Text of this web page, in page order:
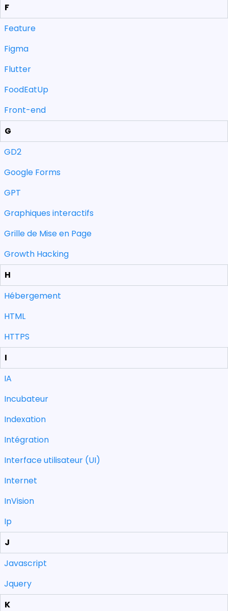
F
Feature
Figma
Flutter
FoodEatUp
Front-end
G
GD2
Google Forms
GPT
Graphiques interactifs
Grille de Mise en Page
Growth Hacking
H
Hébergement
HTML
HTTPS
I
IA
Incubateur
Indexation
Intégration
Interface utilisateur (UI)
Internet
InVision
Ip
J
Javascript
Jquery
K